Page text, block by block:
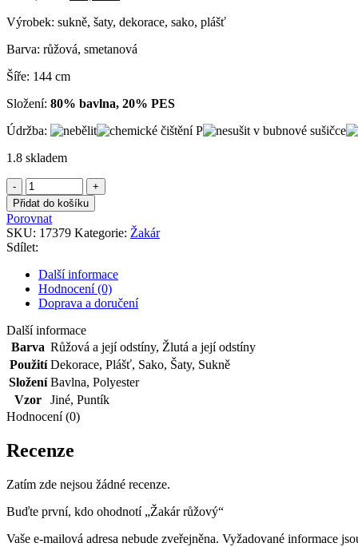
byla:
je:
Výrobek: sukně, šaty, dekorace, sako, plášť
Barva: růžová, smetanová
Šíře: 144 cm
Složení: 80% bavlna, 20% PES
Údržba:
1.8 skladem
Žakár
růžový
množství
Přidat do košíku
Porovnat
SKU: 17379 Kategorie: Žakár
Sdílet:
Další informace
Hodnocení (0)
Doprava a doručení
Další informace
Barva Růžová a její odstíny, Žlutá a její odstíny
Použití Dekorace, Plášť, Sako, Šaty, Sukně
Složení Bavlna, Polyester
Vzor
Jiné, Puntík
Hodnocení (0)
Recenze
Zatím zde nejsou žádné recenze.
Buďte první, kdo ohodnotí „Žakár růžový“
Vaše e-mailová adresa nebude zveřejněna. Vyžadované informace